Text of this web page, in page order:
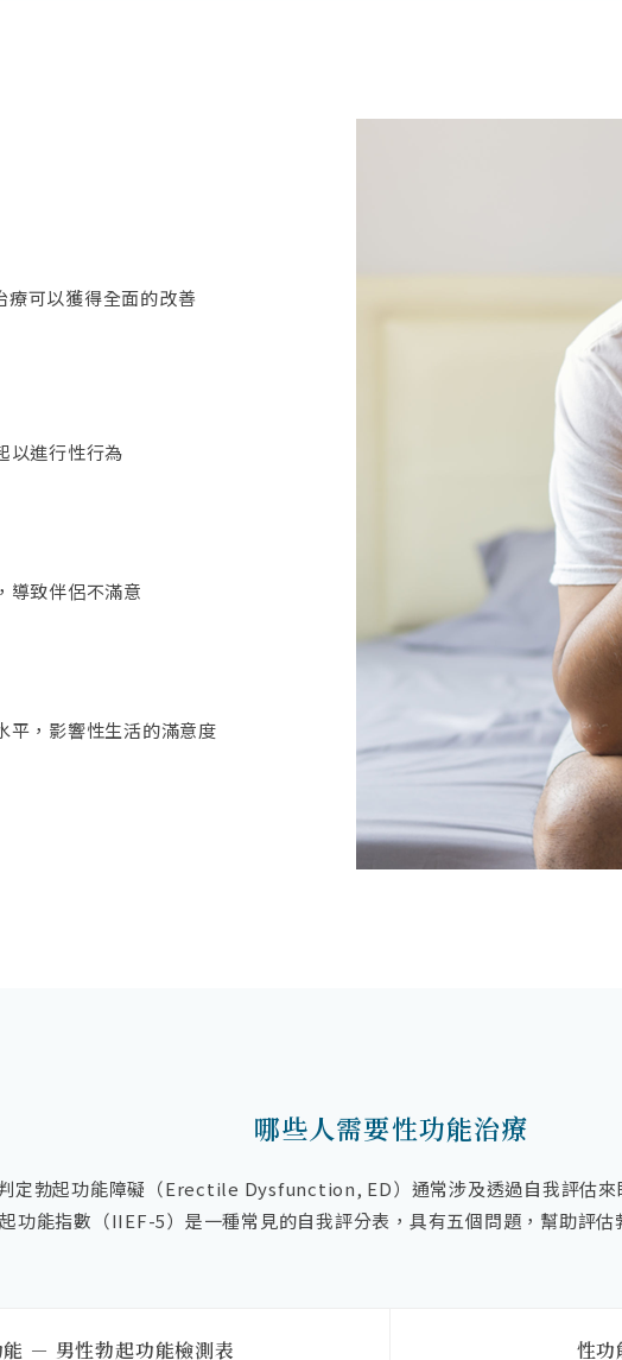
療可以獲得全面的改善
以進行性行為
導致伴侶不滿意
平，影響性生活的滿意度
哪些人需要性功能治療
定勃起功能障礙（Erectile Dysfunction, ED）通常涉及透過自我評估來
功能指數（IIEF-5）是一種常見的自我評分表，具有五個問題，幫助評估
－ 男性勃起功能檢測表 性功